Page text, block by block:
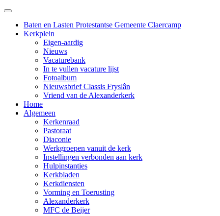
Baten en Lasten Protestantse Gemeente Claercamp
Kerkplein
Eigen-aardig
Nieuws
Vacaturebank
In te vullen vacature lijst
Fotoalbum
Nieuwsbrief Classis Fryslân
Vriend van de Alexanderkerk
Home
Algemeen
Kerkenraad
Pastoraat
Diaconie
Werkgroepen vanuit de kerk
Instellingen verbonden aan kerk
Hulpinstanties
Kerkbladen
Kerkdiensten
Vorming en Toerusting
Alexanderkerk
MFC de Beijer